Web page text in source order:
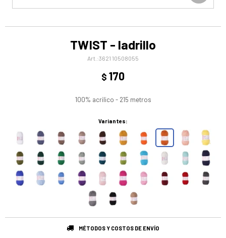
TWIST - ladrillo
3621 10508055
$ 170
100% acrilico - 215 metros
Variantes:
MÉTODOS Y COSTOS DE ENVÍO